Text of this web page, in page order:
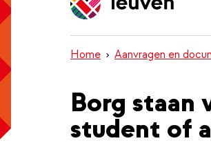
Home Aanvragen en
Borg staan
student of